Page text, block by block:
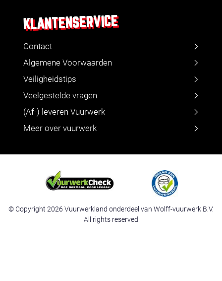
KLANTENSERVICE
Contact
Algemene Voorwaarden
Veiligheidstips
Veelgestelde vragen
(Af-) leveren Vuurwerk
Meer over vuurwerk
© Copyright 2026 Vuurwerkland onderdeel van Wolff-vuurwerk B.V.
All rights reserved